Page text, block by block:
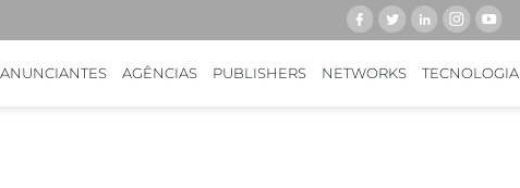
ANUNCIANTES AGÊNCIAS PUBLISHERS NETWORKS TECNOLOGIA